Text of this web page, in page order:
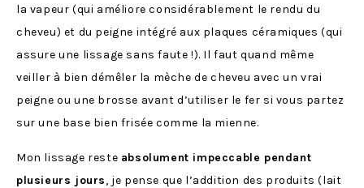
la vapeur (qui améliore considérablement le rendu du
cheveu) et du peigne intégré aux plaques céramiques (qui
assure une lissage sans faute !). Il faut quand même
veiller à bien démêler la mèche de cheveu avec un vrai
peigne ou une brosse avant d’utiliser le fer si vous partez
sur une base bien frisée comme la mienne.
Mon lissage reste absolument impeccable pendant
plusieurs jours, je pense que l’addition des produits (lait